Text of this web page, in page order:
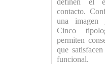
contacto.
una imagen
Cinco
permiten
que
funcional.